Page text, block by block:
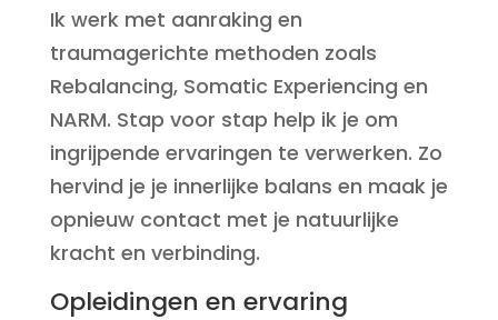
Ik werk met aanraking en
traumagerichte methoden zoals
Rebalancing, Somatic Experiencing en
NARM. Stap voor stap help ik je om
ingrijpende ervaringen te verwerken. Zo
hervind je je innerlijke balans en maak je
opnieuw contact met je natuurlijke
kracht en verbinding.
Opleidingen en ervaring